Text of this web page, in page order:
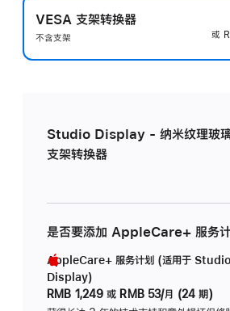
VESA 支架转换器
不含支架
或
Studio Display - 纳米纹理玻
支架转换器
是否要添加 AppleCare+ 服务计
AppleCare+ 服务计划 (适用于 Studio
Display)
RMB 1,249 或 RMB 53/月 (24 期)